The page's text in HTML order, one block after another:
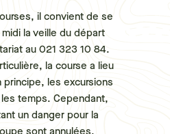
il convient de se
la veille du départ
au 021 323 10 84.
la course a lieu
principe, les excursions
temps. Cependant,
un danger pour la
sont annulées.